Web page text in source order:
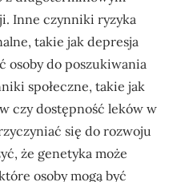
Inne czynniki ryzyka
takie jak depresja
osoby do poszukiwania
społeczne, takie jak
czy dostępność leków w
się do rozwoju
że genetyka może
osoby mogą być